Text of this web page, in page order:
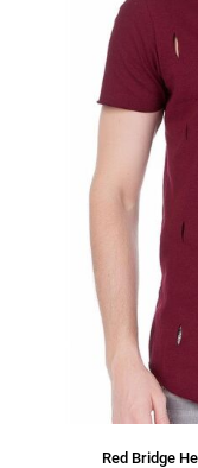
Red Bridge